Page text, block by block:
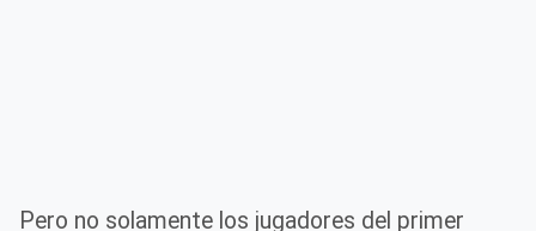
Pero no solamente los jugadores del primer